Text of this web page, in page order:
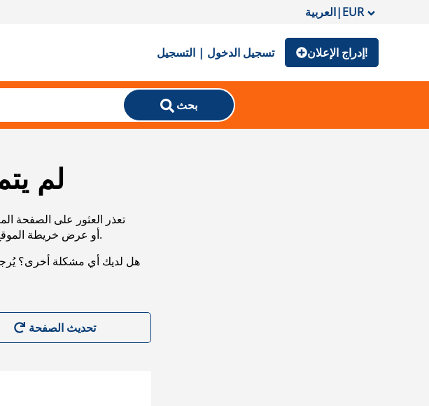
العربية|EUR
تسجيل الدخول | التسجيل إدراج الإعلان!
بحث
لم
تعذر العثور على الصفحة
URL، أو عرض خريطة الموقع الخاصة بنا لمساعدتك في العثور على ما تريد.
هل لديك أي مشكلة أخرى؟